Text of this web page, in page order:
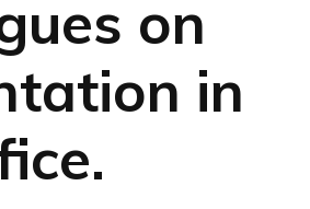
on
in